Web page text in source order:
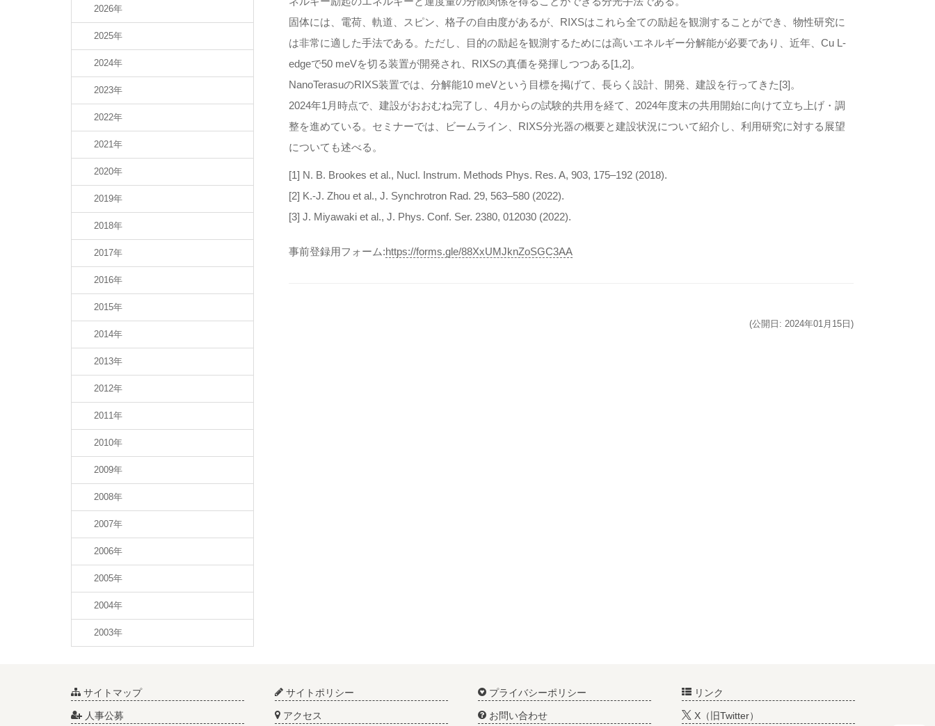
2026年
2025年
2024年
2023年
2022年
2021年
2020年
2019年
2018年
2017年
2016年
2015年
2014年
2013年
2012年
2011年
2010年
2009年
2008年
2007年
2006年
2005年
2004年
2003年
固体には、電荷、軌道、スピン、格子の自由度があるが、 RIXSはこれら全ての励起を観測することができ、物性研究に
は非常に適した手法である。ただし、
目的の励起を観測するためには高いエネルギー分解能が必要であり
、近年、Cu L-
edgeで50 meVを切る装置が開発され、RIXSの真価を発揮しつつある[1,2]。
NanoTerasuのRIXS装置では、分解能10 meVという目標を掲げて、長らく設計、開発、 建設を行ってきた[3]。
2024年1月時点で、建設がおおむね完了し、 4月からの試験的共用を経て、2024年度末の共用開始に向けて立ち上げ・調
整を進めている。セミナーでは、ビームライン、 RIXS分光器の概要と建設状況について紹介し、利用研究に対する展望
についても述べる。
[1] N. B. Brookes et al., Nucl. Instrum. Methods Phys. Res. A, 903, 175–192 (2018).
[2] K.-J. Zhou et al., J. Synchrotron Rad. 29, 563–580 (2022).
[3] J. Miyawaki et al., J. Phys. Conf. Ser. 2380, 012030 (2022).
事前登録用フォーム:https://forms.gle/88XxUMJknZoSGC3AA
(公開日: 2024年01月15日)
サイトマップ サイトポリシー プライバシーポリシー リンク
人事公募 アクセス お問い合わせ X（旧Twitter）